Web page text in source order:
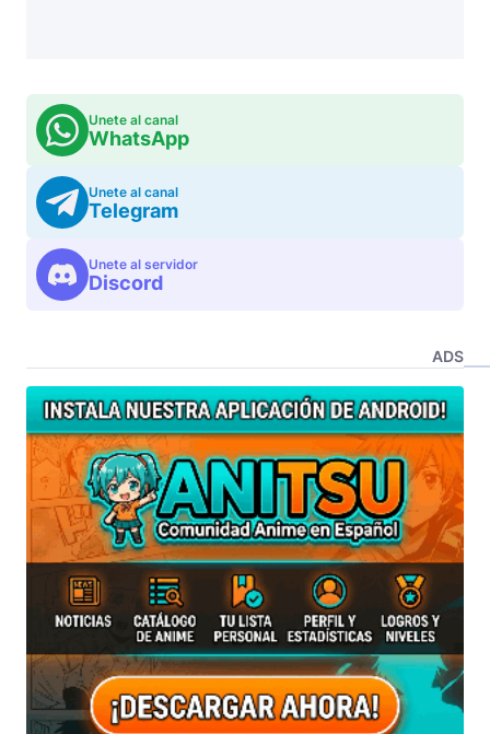
Unete al canal
WhatsApp
Unete al canal
Telegram
Unete al servidor
Discord
ADS